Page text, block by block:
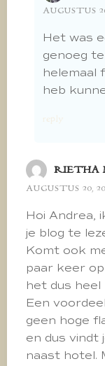
AUGUSTUS
Het was
genoeg
helemaal
heb
reply
RIETHA
AUGUSTUS 20,
Hoi Andrea,
je blog te
Komt ook
paar keer
het dus
Een
geen hoge
en dus vindt
naast hotel.